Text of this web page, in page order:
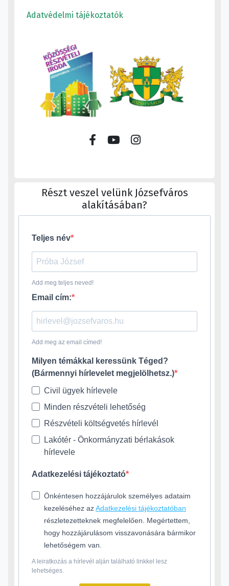
Adatvédelmi tájékoztatók
Részt veszel velünk Józsefváros
alakításában?
Teljes név
Add meg teljes neved!
Email cím:
Add meg az email címed!
Milyen témákkal keressünk Téged?
(Bármennyi hírlevelet megjelölhetsz.)
Civil ügyek hírlevele
Minden részvételi lehetőség
Részvételi költségvetés hírlevél
Lakótér - Önkormányzati bérlakások
hírlevele
Adatkezelési tájékoztató
Önkéntesen hozzájárulok személyes adataim
kezeléséhez azAdatkezelési tájékoztatóban
részletezetteknek megfelelően. Megértettem,
hogy hozzájárulásom visszavonására bármikor
lehetőségem van.
A leiratkozás a hírlevél alján található linkkel lesz
lehetséges.